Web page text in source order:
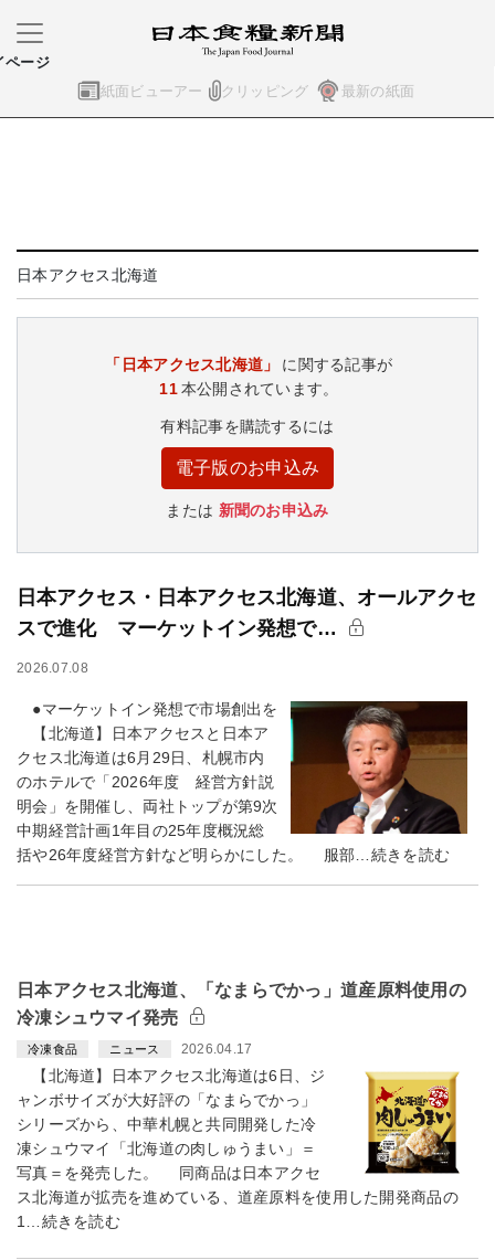
紙面ビューアー クリッピング 最新の紙面
ページ
日本アクセス北海道
「日本アクセス北海道」
に関する記事が
11本公開されています。
有料記事を購読するには
電子版のお申込み
または 新聞のお申込み
日本アクセス・日本アクセス北海道、オールアクセ
スで進化 マーケットイン発想で…
2026.07.08
●マーケットイン発想で市場創出を
【北海道】日本アクセスと日本ア
クセス北海道は6月29日、札幌市内
のホテルで「2026年度 経営方針説
明会」を開催し、両社トップが第9次
中期経営計画1年目の25年度概況総
括や26年度経営方針など明らかにした。 服部…続きを読む
日本アクセス北海道、「なまらでかっ」道産原料使用の
冷凍シュウマイ発売
冷凍食品 ニュース 2026.04.17
【北海道】日本アクセス北海道は6日、ジ
ャンボサイズが大好評の「なまらでかっ」
シリーズから、中華札幌と共同開発した冷
凍シュウマイ「北海道の肉しゅうまい」＝
写真＝を発売した。 同商品は日本アクセ
ス北海道が拡売を進めている、道産原料を使用した開発商品の
1…続きを読む